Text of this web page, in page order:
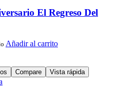
El Regreso Del
Añadir al carrito
Compare Vista rápida